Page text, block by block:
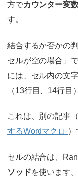
方でカウンター変
す。
結合するか否かの
セルが空の場合」
には、セル内の文
（13行目、14行目
これは、別の記事（
するWordマクロ ）
セルの結合は、
ソッドを使います。